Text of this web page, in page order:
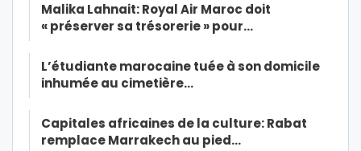
Malika Lahnait: Royal Air Maroc doit
« préserver sa trésorerie » pour…
L’étudiante marocaine tuée à son domicile
inhumée au cimetière…
Capitales africaines de la culture: Rabat
remplace Marrakech au pied…